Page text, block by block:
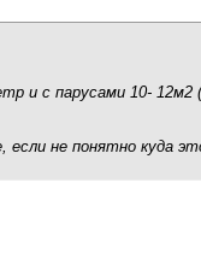
и с парусами 10- 12м2
не понятно куда